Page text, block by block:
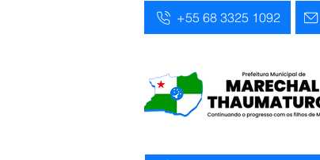
+55 68 3325 1092